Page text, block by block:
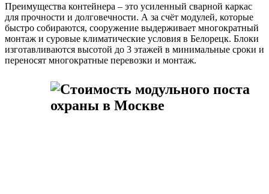
Преимущества контейнера – это усиленный сварной каркас
для прочности и долговечности. А за счёт модулей, которые
быстро собираются, сооружение выдерживает многократный
монтаж и суровые климатические условия в Белорецк. Блоки
изготавливаются высотой до 3 этажей в минимальные сроки и
переносят многократные перевозки и монтаж.